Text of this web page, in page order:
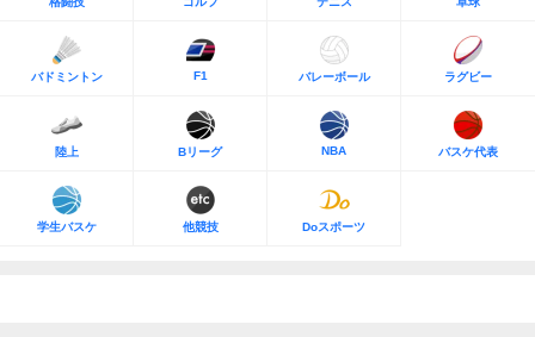
バドミントン F1 バレーボール ラグビー
陸上 Bリーグ NBA バスケ代表
学生バスケ 他競技 Doスポーツ